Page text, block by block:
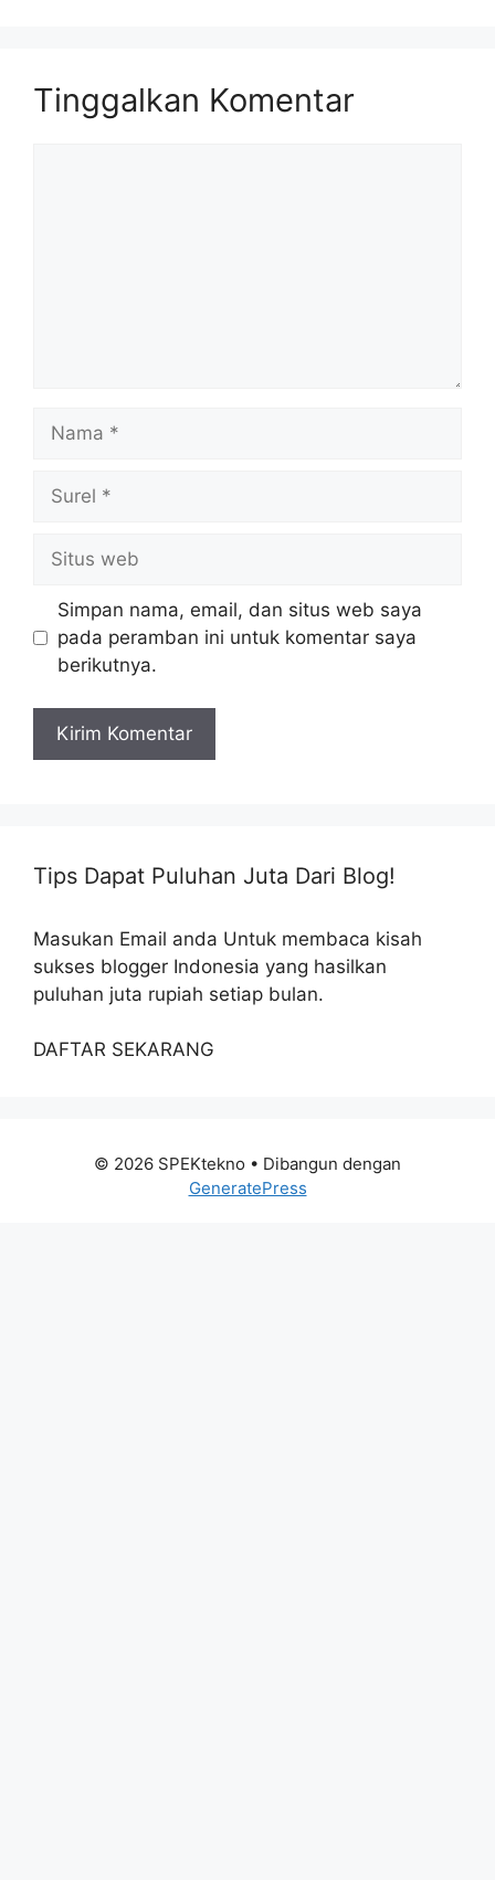
Tinggalkan Komentar
Nama
Surel
Situs
web
Simpan nama, email, dan situs web saya
pada peramban ini untuk komentar saya
berikutnya.
Tips Dapat Puluhan Juta Dari Blog!
Masukan Email anda Untuk membaca kisah
sukses blogger Indonesia yang hasilkan
puluhan juta rupiah setiap bulan.
DAFTAR SEKARANG
© 2026 SPEKtekno • Dibangun dengan
GeneratePress